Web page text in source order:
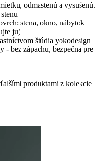
odmastenú a vysušenú.
stena, okno, nábytok
ju)
štúdia yokodesign
- bez zápachu, bezpečná pre
produktami z kolekcie